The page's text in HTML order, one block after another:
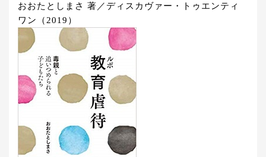
おおたとしまさ 著／ディスカヴァー・トゥエンティ
ワン（2019）